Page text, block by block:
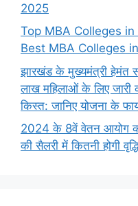
2025
Top MBA Colleges
Best MBA Colleges
झारखंड के मुख्यमंत्री हेमंत
लाख महिलाओं के लिए जारी
किस्त: जानिए योजना के
2024 के 8वें वेतन आयोग की
की सैलरी में कितनी होगी